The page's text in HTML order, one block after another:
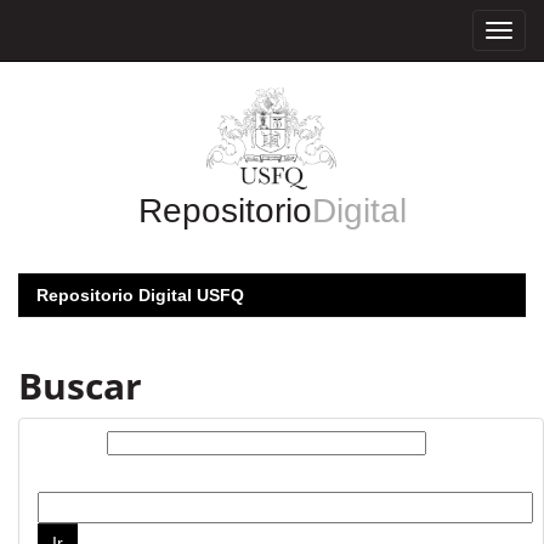
RepositorioDigital
Repositorio Digital USFQ
Buscar